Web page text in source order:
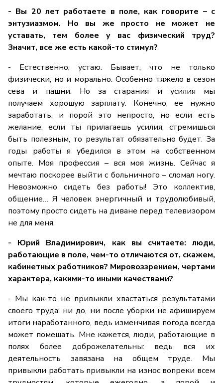
- Вы 20 лет работаете в поле, как говорите – с
энтузиазмом. Но вы же просто не может не
уставать, тем более у вас физический труд?
Значит, все же есть какой-то стимул?
- Естественно, устаю. Бывает, что не только
физически, но и морально. Особенно тяжело в сезон
сева и пашни. Но за старания и усилия мы
получаем хорошую зарплату. Конечно, ее нужно
заработать, и порой это непросто, но если есть
желание, если ты прилагаешь усилия, стремишься
быть полезным, то результат обязательно будет. За
годы работы я убедился в этом на собственном
опыте. Моя профессия – вся моя жизнь. Сейчас я
мечтаю поскорее выйти с больничного – сломал ногу.
Невозможно сидеть без работы! Это коллектив,
общение… Я человек энергичный и трудолюбивый,
поэтому просто сидеть на диване перед телевизором
не для меня.
- Юрий Владимирович, как вы считаете: люди,
работающие в поле, чем-то отличаются от, скажем,
кабинетных работников? Мировоззрением, чертами
характера, какими-то иными качествами?
- Мы как-то не привыкли хвастаться результатами
своего труда: ни до, ни после уборки не афишируем
итоги наработанного, ведь изменчивая погода всегда
может помешать. Мне кажется, люди, работающие в
полях более доброжелательны: ведь вся их
деятельность завязана на общем труде. Мы
привыкли работать привыкли на износ вопреки всем